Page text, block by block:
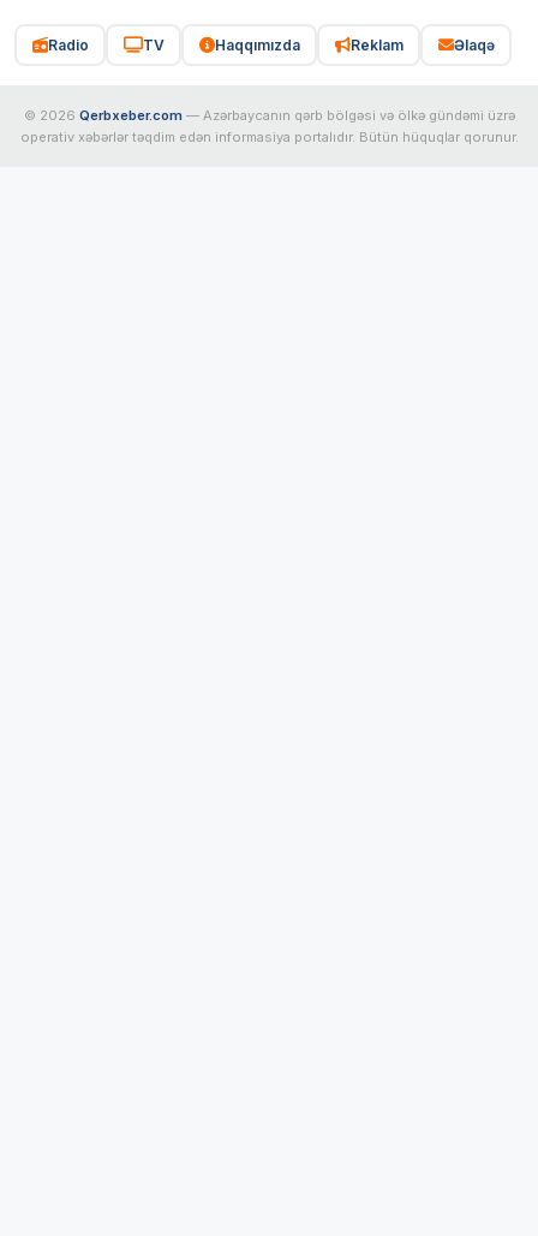
Radio TV Haqqımızda Reklam Əlaqə
© 2026 Qerbxeber.com — Azərbaycanın qərb bölgəsi və ölkə gündəmi üzrə
operativ xəbərlər təqdim edən informasiya portalıdır. Bütün hüquqlar qorunur.